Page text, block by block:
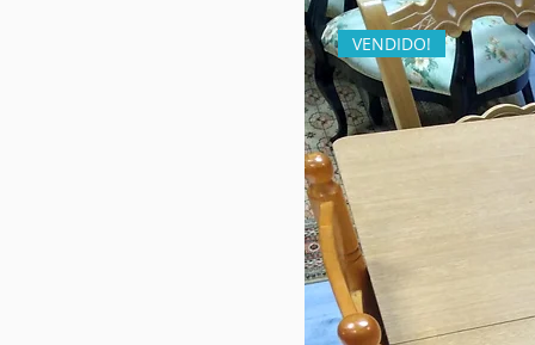
VENDIDO!